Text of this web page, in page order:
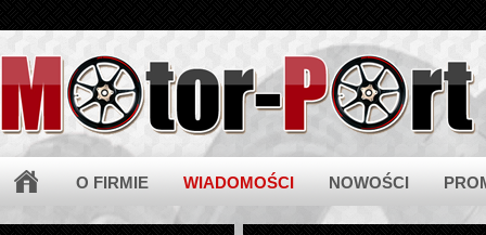
O FIRMIE WIADOMOŚCI NOWOŚCI